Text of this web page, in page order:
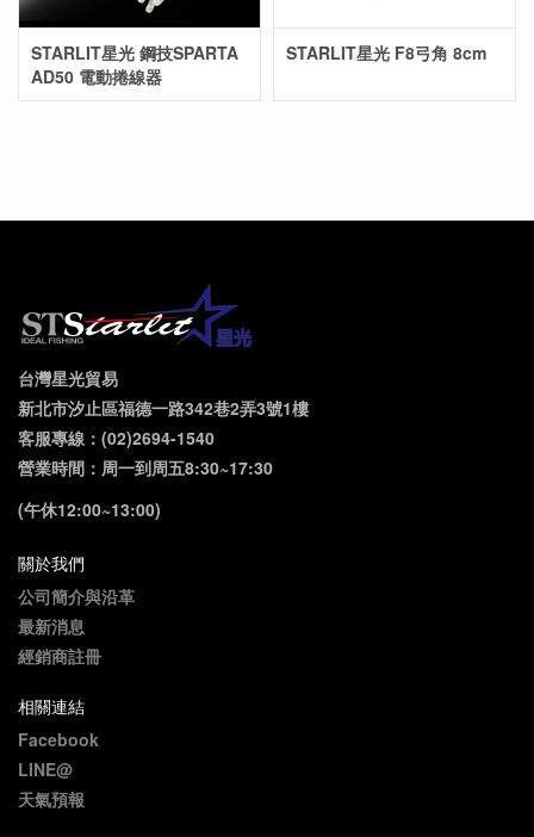
STARLIT星光 鋼技SPARTA
AD50 電動捲線器
STARLIT星光 F8弓角 8cm
台灣星光貿易
新北市汐止區福德一路342巷2弄3號1樓
客服專線：(02)2694-1540
營業時間：周一到周五8:30~17:30
(午休12:00~13:00)
關於我們
公司簡介與沿革
最新消息
經銷商註冊
相關連結
Facebook
LINE@
天氣預報